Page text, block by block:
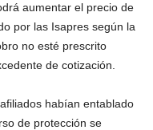
aumentar el precio de
por las Isapres según la
no esté prescrito
de cotización.
habían entablado
de protección se